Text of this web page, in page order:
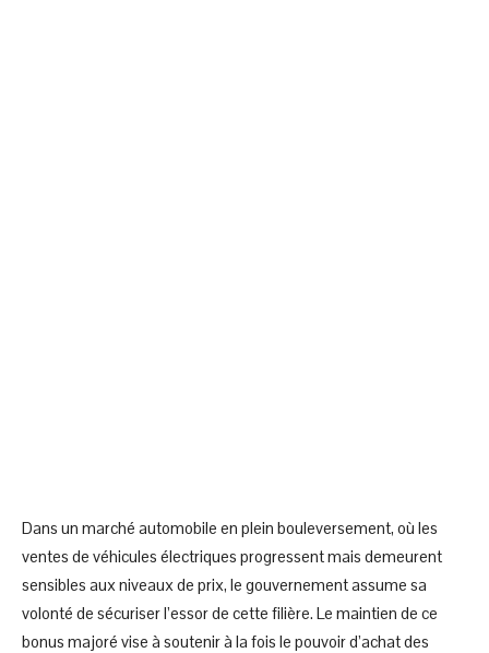
Dans un marché automobile en plein bouleversement, où les
ventes de véhicules électriques progressent mais demeurent
sensibles aux niveaux de prix, le gouvernement assume sa
volonté de sécuriser l’essor de cette filière. Le maintien de ce
bonus majoré vise à soutenir à la fois le pouvoir d’achat des